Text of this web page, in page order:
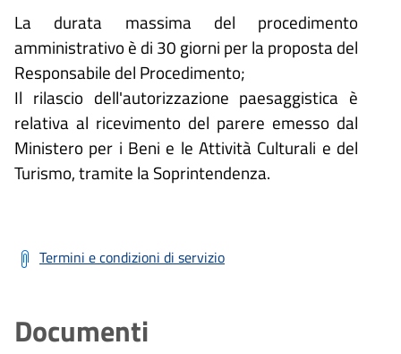
La durata massima del procedimento
amministrativo è di 30 giorni per la proposta del
Responsabile del Procedimento;
Il rilascio dell'autorizzazione paesaggistica è
relativa al ricevimento del parere emesso dal
Ministero per i Beni e le Attività Culturali e del
Turismo, tramite la Soprintendenza.
Termini e condizioni di servizio
Documenti